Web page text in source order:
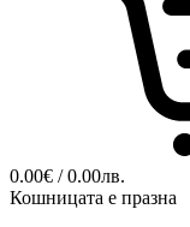
0.00€ / 0.00лв.
Кошницата е празна